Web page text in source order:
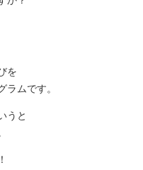
を
ムです。
うと